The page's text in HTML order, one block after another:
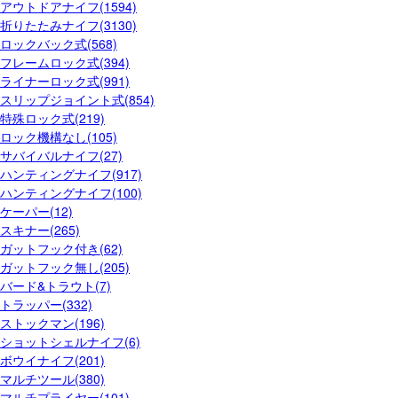
アウトドアナイフ(1594)
折りたたみナイフ(3130)
ロックバック式(568)
フレームロック式(394)
ライナーロック式(991)
スリップジョイント式(854)
特殊ロック式(219)
ロック機構なし(105)
サバイバルナイフ(27)
ハンティングナイフ(917)
ハンティングナイフ(100)
ケーパー(12)
スキナー(265)
ガットフック付き(62)
ガットフック無し(205)
バード&トラウト(7)
トラッパー(332)
ストックマン(196)
ショットシェルナイフ(6)
ボウイナイフ(201)
マルチツール(380)